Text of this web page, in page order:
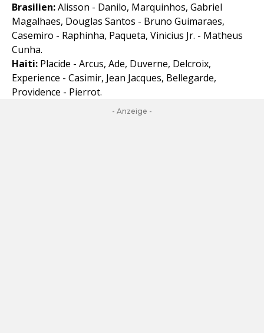
Brasilien:Alisson - Danilo, Marquinhos, Gabriel
Magalhaes, Douglas Santos - Bruno Guimaraes,
Casemiro - Raphinha, Paqueta, Vinicius Jr. - Matheus
Cunha.
Haiti: Placide - Arcus, Ade, Duverne, Delcroix,
Experience - Casimir, Jean Jacques, Bellegarde,
Providence - Pierrot.
- Anzeige -